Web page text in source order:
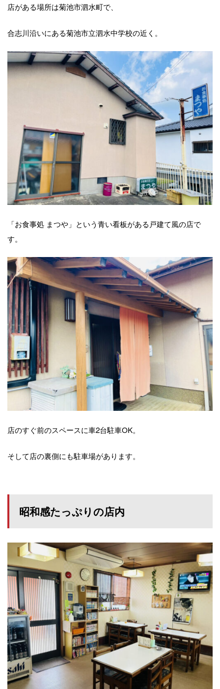
店がある場所は菊池市泗水町で、
合志川沿いにある菊池市立泗水中学校の近く。
「お食事処 まつや」という青い看板がある戸建て風の店で
す。
店のすぐ前のスペースに車2台駐車OK。
そして店の裏側にも駐車場があります。
昭和感たっぷりの店内